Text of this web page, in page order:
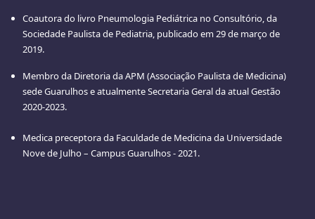
Coautora do livro Pneumologia Pediátrica no Consultório, da
Sociedade Paulista de Pediatria, publicado em 29 de março de
2019.
Membro da Diretoria da APM (Associação Paulista de Medicina)
sede Guarulhos e atualmente Secretaria Geral da atual Gestão
2020-2023.
Medica preceptora da Faculdade de Medicina da Universidade
Nove de Julho – Campus Guarulhos - 2021.